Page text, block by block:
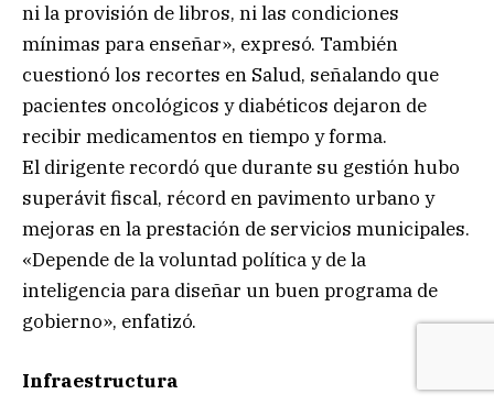
ni la provisión de libros, ni las condiciones
mínimas para enseñar», expresó. También
cuestionó los recortes en Salud, señalando que
pacientes oncológicos y diabéticos dejaron de
recibir medicamentos en tiempo y forma.
El dirigente recordó que durante su gestión hubo
superávit fiscal, récord en pavimento urbano y
mejoras en la prestación de servicios municipales.
«Depende de la voluntad política y de la
inteligencia para diseñar un buen programa de
gobierno», enfatizó.
Infraestructura